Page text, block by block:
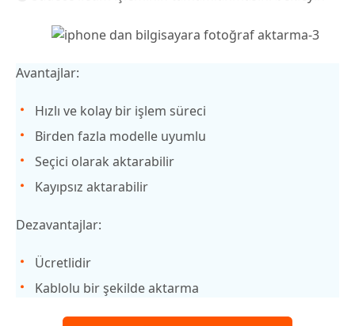
Avantajlar:
Hızlı ve kolay bir işlem süreci
Birden fazla modelle uyumlu
Seçici olarak aktarabilir
Kayıpsız aktarabilir
Dezavantajlar:
Ücretlidir
Kablolu bir şekilde aktarma